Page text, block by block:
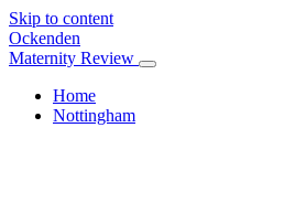
Skip to content
Ockenden
Maternity Review
Home
Nottingham